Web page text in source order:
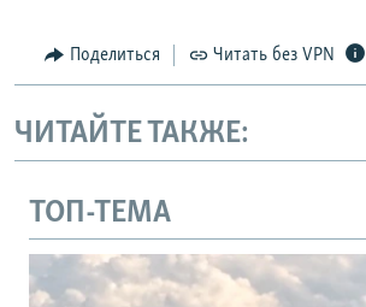
1080p
Поделиться Читать без VPN
ЧИТАЙТЕ ТАКЖЕ:
ТОП-ТЕМА